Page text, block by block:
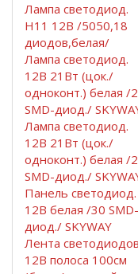
Лампа светодиод.
Н11 12В /5050,18
диодов,белая/
Лампа светодиод.
12В 21Вт (цок./
одноконт.) белая /
SMD-диод./
Лампа светодиод.
12В 21Вт (цок./
одноконт.) белая /
SMD-диод./
Панель светодиод.
12В белая /30 SMD-
диод./ SKYWAY
Лента светодиодов
12В полоса 100см